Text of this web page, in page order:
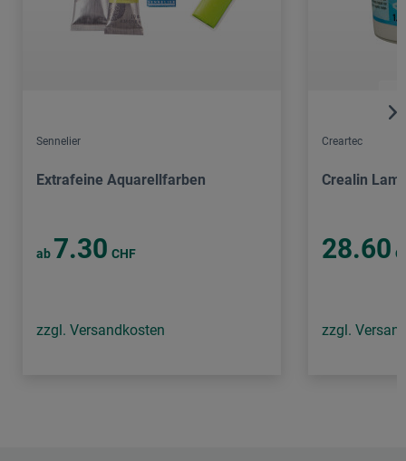
Sennelier
Extrafeine Aquarellfarben
ab 7.30 CHF
zzgl. Versandkosten
Creartec
Crealin
28.60
zzgl.